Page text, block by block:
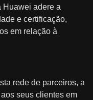
Huawei adere a
e certificação,
em relação à
rede de parceiros, a
seus clientes em